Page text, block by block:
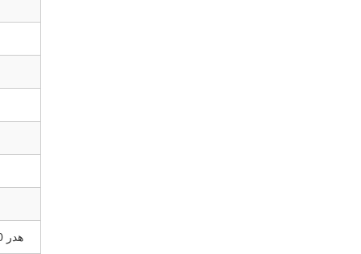
هدر USB 2.0